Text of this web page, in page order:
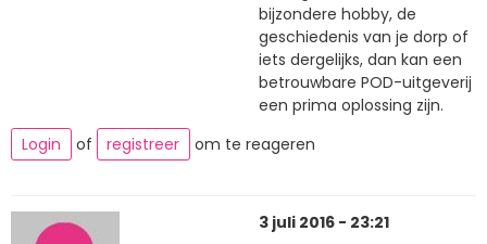
bijzondere hobby, de
geschiedenis van je dorp of
iets dergelijks, dan kan een
betrouwbare POD-uitgeverij
een prima oplossing zijn.
Login
of registreer om te reageren
3 juli 2016 - 23:21